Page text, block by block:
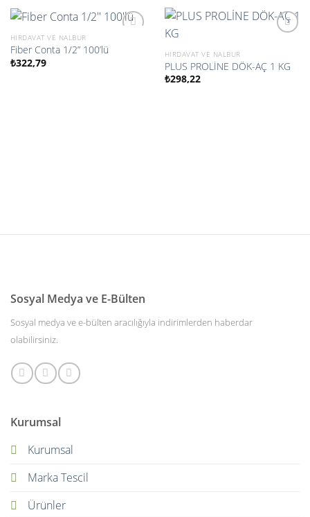
HIRDAVAT VE NALBUR
Fiber Conta 1/2” 100’lü
₺322,79
İstek
HIRDAVAT VE NALBUR
PLUS PROLİNE DÖK-AÇ 1 KG
₺298,22
Sosyal Medya ve E-Bülten
Sosyal medya ve e-bülten aracılığıyla indirimlerden haberdar
olabilirsiniz.
Kurumsal
Kurumsal
Marka Tescil
Ürünler